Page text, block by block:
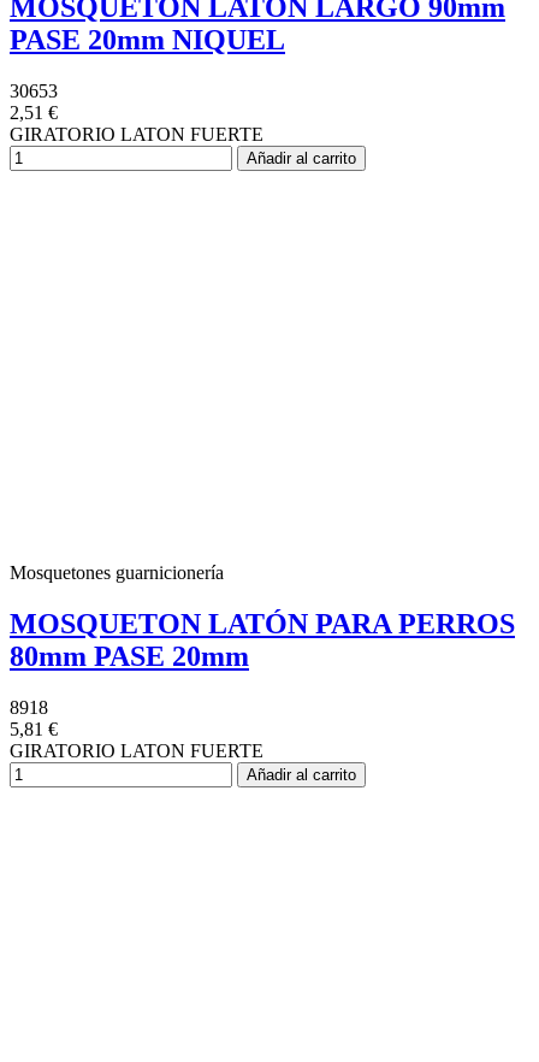
MOSQUETON LATON LARGO 90mm
PASE 20mm NIQUEL
30653
2,51 €
GIRATORIO LATON FUERTE
Añadir al carrito
Mosquetones guarnicionería
MOSQUETON LATÓN PARA PERROS
80mm PASE 20mm
8918
5,81 €
GIRATORIO LATON FUERTE
Añadir al carrito